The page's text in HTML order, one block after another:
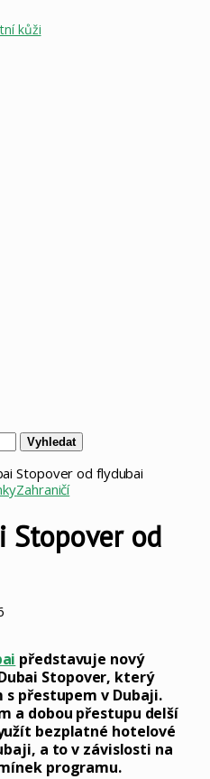
kůži
Vyhledat
Stopover od flydubai
Zahraničí
Stopover od
představuje nový
Stopover, který
přestupem v Dubaji.
a dobou přestupu delší
bezplatné hotelové
a to v závislosti na
programu.